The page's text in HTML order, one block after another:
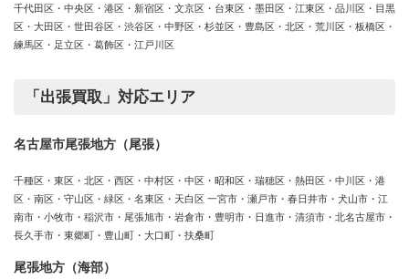
千代田区・中央区・港区・新宿区・文京区・台東区・墨田区・江東区・品川区・目黒
区・大田区・世田谷区・渋谷区・中野区・杉並区・豊島区・北区・荒川区・板橋区・
練馬区・足立区・葛飾区・江戸川区
「出張買取」対応エリア
名古屋市尾張地方（尾張）
千種区・東区・北区・西区・中村区・中区・昭和区・瑞穂区・熱田区・中川区・港
区・南区・守山区・緑区・名東区・天白区 一宮市・瀬戸市・春日井市・犬山市・江
南市・小牧市・稲沢市・尾張旭市・岩倉市・豊明市・日進市・清須市・北名古屋市・
長久手市・東郷町・豊山町・大口町・扶桑町
尾張地方（海部）